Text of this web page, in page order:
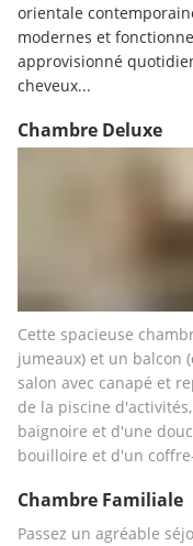
orientale
modernes et
approvisionné
cheveux...
Chambre Deluxe
Cette spacieuse
jumeaux) et un balcon
salon avec canapé et
de la piscine
baignoire et d'une
bouilloire et d'un
Chambre Familiale
Passez un agréable